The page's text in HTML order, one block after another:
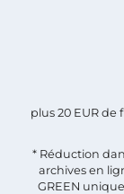
plus 20 EUR de
* Réduction
archives en
GREEN